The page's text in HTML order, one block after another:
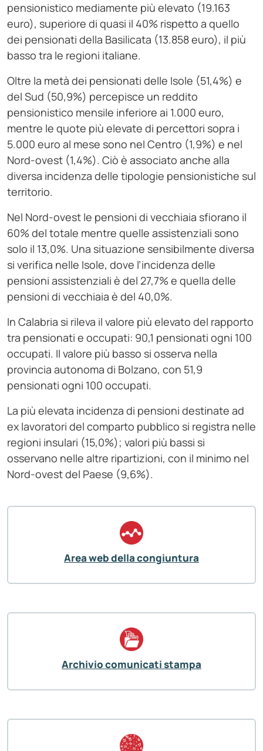
pensionistico mediamente più elevato (19.163
euro), superiore di quasi il 40% rispetto a quello
dei pensionati della Basilicata (13.858 euro), il più
basso tra le regioni italiane.
Oltre la metà dei pensionati delle Isole (51,4%) e
del Sud (50,9%) percepisce un reddito
pensionistico mensile inferiore ai 1.000 euro,
mentre le quote più elevate di percettori sopra i
5.000 euro al mese sono nel Centro (1,9%) e nel
Nord-ovest (1,4%). Ciò è associato anche alla
diversa incidenza delle tipologie pensionistiche sul
territorio.
Nel Nord-ovest le pensioni di vecchiaia sfiorano il
60% del totale mentre quelle assistenziali sono
solo il 13,0%. Una situazione sensibilmente diversa
si verifica nelle Isole, dove l’incidenza delle
pensioni assistenziali è del 27,7% e quella delle
pensioni di vecchiaia è del 40,0%.
In Calabria si rileva il valore più elevato del rapporto
tra pensionati e occupati: 90,1 pensionati ogni 100
occupati. Il valore più basso si osserva nella
provincia autonoma di Bolzano, con 51,9
pensionati ogni 100 occupati.
La più elevata incidenza di pensioni destinate ad
ex lavoratori del comparto pubblico si registra nelle
regioni insulari (15,0%); valori più bassi si
osservano nelle altre ripartizioni, con il minimo nel
Nord-ovest del Paese (9,6%).
Area web della congiuntura
Archivio comunicati stampa